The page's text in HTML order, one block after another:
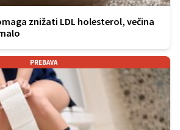
znižati LDL holesterol, večina
PREBAVA